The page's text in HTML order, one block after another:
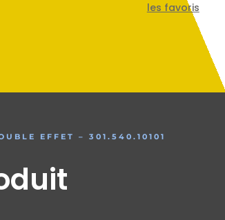
les favoris
EFFET – 301.540.10101